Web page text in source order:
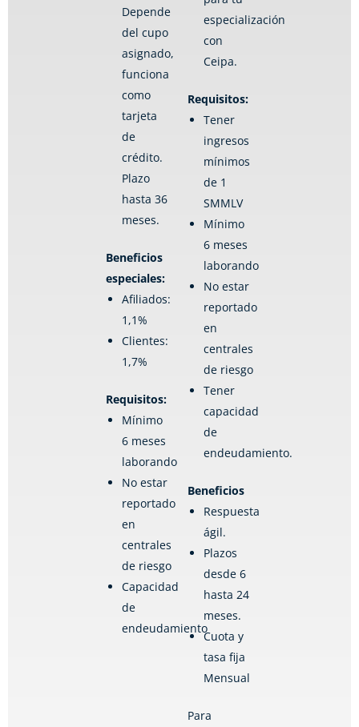
Depende
del cupo
asignado,
funciona
como
tarjeta
de
crédito.
Plazo
hasta 36
meses.
Beneficios
especiales:
Afiliados:
1,1%
Clientes:
1,7%
Requisitos:
Mínimo
6 meses
laborando
No estar
reportado
en
centrales
de riesgo
Capacidad
de
endeudamiento
especialización
con
Ceipa.
Requisitos:
Tener
ingresos
mínimos
de 1
SMMLV
Mínimo
6 meses
laborando
No estar
reportado
en
centrales
de riesgo
Tener
capacidad
de
endeudamiento.
Beneficios
Respuesta
ágil.
Plazos
desde 6
hasta 24
meses.
Cuota y
tasa fija
Mensual
Para